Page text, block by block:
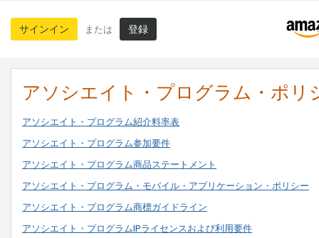
サインイン または 登録
アソシエイト・プログラム・ポリ
アソシエイト・プログラム紹介料率表
アソシエイト・プログラム参加要件
アソシエイト・プログラム商品ステートメント
アソシエイト・プログラム・モバイル・アプリケーション・ポリシー
アソシエイト・プログラム商標ガイドライン
アソシエイト・プログラムIPライセンスおよび利用要件